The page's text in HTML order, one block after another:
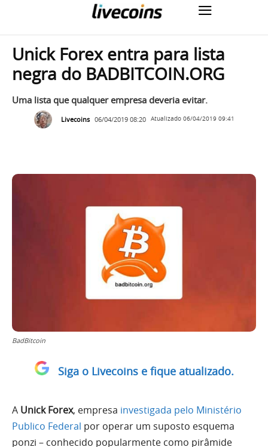
Unick Forex entra para lista
negra do BADBITCOIN.ORG
Uma lista que qualquer empresa deveria evitar.
Livecoins 06/04/2019 08:20 Atualizado 06/04/2019 09:41
BadBitcoin
Siga o Livecoins e fique atualizado.
A Unick Forex, empresa investigada pelo Ministério
Publico Federal por operar um suposto esquema
ponzi – conhecido popularmente como pirâmide